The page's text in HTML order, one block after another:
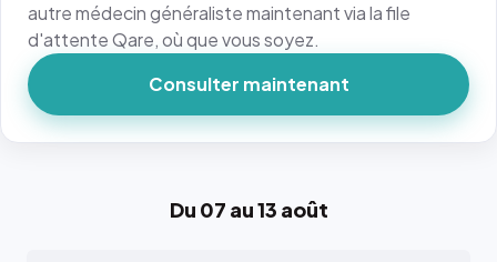
Du 07 au 13 août
autre médecin généraliste maintenant via la file
d'attente Qare, où que vous soyez.
Consulter maintenant